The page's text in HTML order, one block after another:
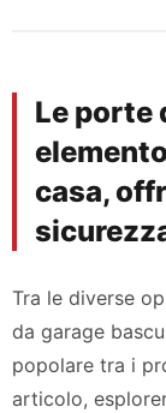
Le porte
casa,
Tra le diverse
da garage
popolare tra i
articolo,